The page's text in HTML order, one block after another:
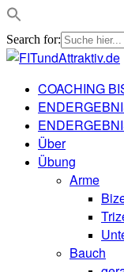
Search for:
COACHING
Über
Übung
Arme
Bauch